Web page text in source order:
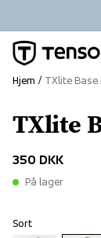
TXlite
350 DKK
På lager
Sort
Hjem TXlite